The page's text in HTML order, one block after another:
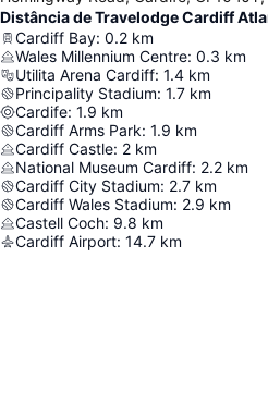
Distância de Travelodge Cardiff
Cardiff Bay: 0.2 km
Wales Millennium Centre: 0.3 km
Utilita Arena Cardiff: 1.4 km
Principality Stadium: 1.7 km
Cardife: 1.9 km
Cardiff Arms Park: 1.9 km
Cardiff Castle: 2 km
National Museum Cardiff: 2.2 km
Cardiff City Stadium: 2.7 km
Cardiff Wales Stadium: 2.9 km
Castell Coch: 9.8 km
Cardiff Airport: 14.7 km